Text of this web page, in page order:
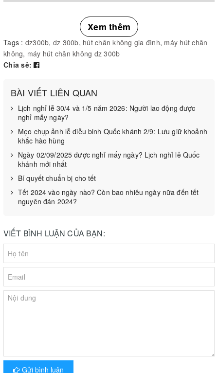
Ưu điểm của máy hút chân không gia đình DZ-300B
Máy hút chân không gia đình DZ-300B phù hợp với tất cả loại túi,
Xem thêm
Tags : dz300b, dz 300b, hút chân không gia đình, máy hút chân
không, máy hút chân không dz 300b
Chia sẻ:
BÀI VIẾT LIÊN QUAN
Lịch nghỉ lễ 30/4 và 1/5 năm 2026: Người lao động được
nghỉ mấy ngày?
Mẹo chụp ảnh lễ diễu binh Quốc khánh 2/9: Lưu giữ khoảnh
khắc hào hùng
Ngày 02/09/2025 được nghỉ mấy ngày? Lịch nghỉ lễ Quốc
khánh mới nhất
Bí quyết chuẩn bị cho tết
Tết 2024 vào ngày nào? Còn bao nhiêu ngày nữa đến tết
nguyên đán 2024?
VIẾT BÌNH LUẬN CỦA BẠN:
Gửi bình luận